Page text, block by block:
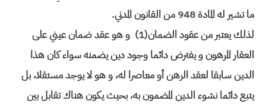
ما تشير له المادة 948 من القانون المدني.
لذلك يعتبر من عقود الضمان(1) و هو عقد ضمان عيني على
العقار المرهون و يفترض دائما وجود دين يضمنه سواء كان هذا
الدين سابقا لعقد الرهن أو معاصرا له، و هو لا يوجد مستقلا، بل
يتبع دائما نشوء الدين المضمون به، بحيث يكون هناك تقابل بين